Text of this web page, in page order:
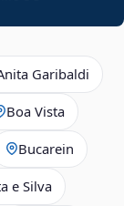
Garibaldi
Boa Vista
Bucarein
e Silva